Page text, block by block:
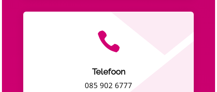

Telefoon
085 902 6777